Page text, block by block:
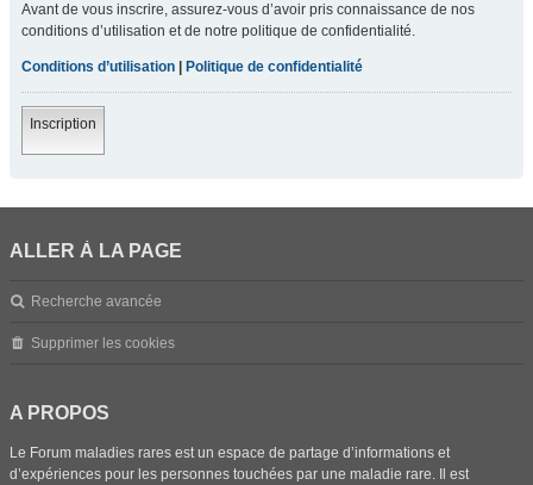
Avant de vous inscrire, assurez-vous d’avoir pris connaissance de nos
conditions d’utilisation et de notre politique de confidentialité.
Conditions d’utilisation Politique de confidentialité
Inscription
ALLER À LA PAGE
Recherche avancée
Supprimer les cookies
A PROPOS
Le Forum maladies rares est un espace de partage d’informations et
d’expériences pour les personnes touchées par une maladie rare. Il est